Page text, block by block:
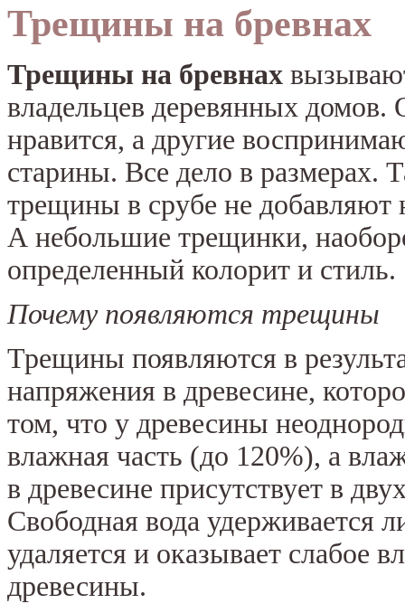
Трещины на бревнах
Трещины на бревнах
владельцев деревянных домов.
нравится, а другие
старины. Все дело в размерах.
трещины в срубе не добавляют
А небольшие трещинки,
определенный колорит и стиль.
Почему появляются трещины
Трещины появляются в
напряжения в древесине,
том, что у древесины
влажная часть (до 120%), а
в древесине присутствует в
Свободная вода удерживается
удаляется и оказывает слабое
древесины.